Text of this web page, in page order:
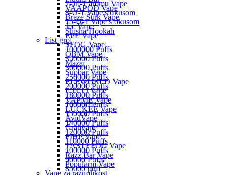
VAAPOD Vape
Breze Stiik Vape
Jec Vape
EPE Vape
SFOG Vape
QBM Vape
Mazaj
Supbar Vape
ELFWORLD Vape
UTCO Vape
VAPME Vape
LUCKEE Vape
AvidVape
Grativape
FIHP Vape
TASTEFOG Vape
Razz Bar Vape
Popularni Vape
Vape za raznolikost
7- u -1 aromu Vape
8-U-1 Vape s okusom
15-U-1 Vape s okusom
Shisha Hookah
List grof
1000000 Puffs
350000 Puffs
300000 Puffs
250000 Puffs
200000 Puffs
180000 Puffs
160000 Puffs
150000 Puffs
140000 Puffs
120000 Puffs
110000 Puffs
100000 Puffs
90000 Puffs
85000 puff